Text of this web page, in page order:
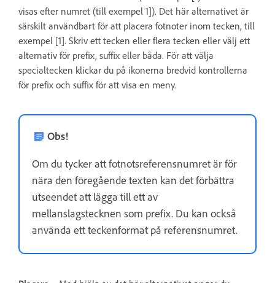
visas efter numret (till exempel 1]). Det här alternativet är
särskilt användbart för att placera fotnoter inom tecken, till
exempel [1]. Skriv ett tecken eller flera tecken eller välj ett
alternativ för prefix, suffix eller båda. För att välja
specialtecken klickar du på ikonerna bredvid kontrollerna
för prefix och suffix för att visa en meny.
Obs!
Om du tycker att fotnotsreferensnumret är för
nära den föregående texten kan det förbättra
utseendet att lägga till ett av
mellanslagstecknen som prefix. Du kan också
använda ett teckenformat på referensnumret.